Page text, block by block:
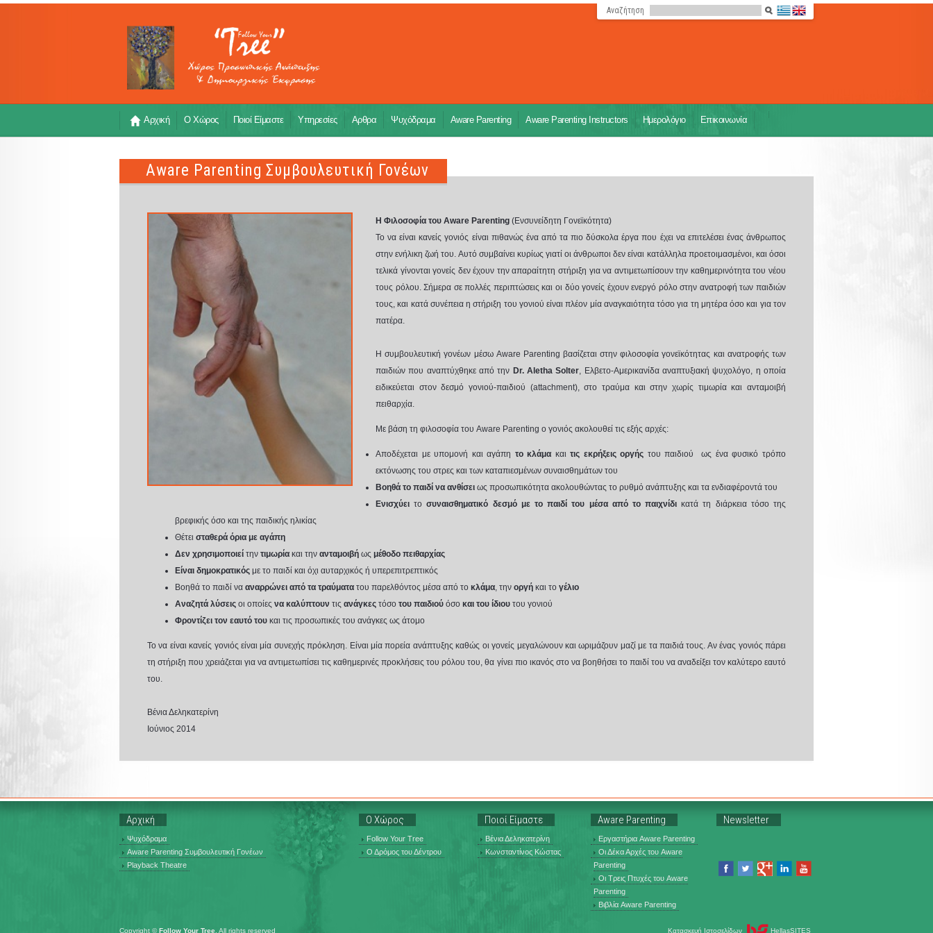
Αναζήτηση
Αρχική Ο Χώρος Ποιοί Είμαστε Υπηρεσίες Αρθρα Ψυχόδραμα Aware Parenting Aware Parenting Instructors Ημερολόγιο Επικοινωνία
Aware Parenting Συμβουλευτική Γονέων
Η Φιλοσοφία του Aware Parenting (Ενσυνείδητη Γονεϊκότητα)
Το να είναι κανείς γονιός είναι πιθανώς ένα από τα πιο δύσκολα έργα που έχει να επιτελέσει ένας άνθρωπος
στην ενήλικη ζωή του. Αυτό συμβαίνει κυρίως γιατί οι άνθρωποι δεν είναι κατάλληλα προετοιμασμένοι, και όσοι
τελικά γίνονται γονείς δεν έχουν την απαραίτητη στήριξη για να αντιμετωπίσουν την καθημερινότητα του νέου
τους ρόλου. Σήμερα σε πολλές περιπτώσεις και οι δύο γονείς έχουν ενεργό ρόλο στην ανατροφή των παιδιών
τους, και κατά συνέπεια η στήριξη του γονιού είναι πλέον μία αναγκαιότητα τόσο για τη μητέρα όσο και για τον
πατέρα.
Η συμβουλευτική γονέων μέσω Aware Parenting βασίζεται στην φιλοσοφία γονεϊκότητας και ανατροφής των
παιδιών που αναπτύχθηκε από την Dr. Aletha Solter, Ελβετο-Αμερικανίδα αναπτυξιακή ψυχολόγο, η οποία
ειδικεύεται στον δεσμό γονιού-παιδιού (attachment), στο τραύμα και στην χωρίς τιμωρία και ανταμοιβή
πειθαρχία.
Με βάση τη φιλοσοφία του Aware Parenting ο γονιός ακολουθεί τις εξής αρχές:
Αποδέχεται με υπομονή και αγάπη το κλάμα καιτις εκρήξεις οργής του παιδιού ως ένα φυσικό τρόπο
εκτόνωσης του στρες και των καταπιεσμένων συναισθημάτων του
Βοηθά το παιδί να ανθίσει ως προσωπικότητα ακολουθώντας το ρυθμό ανάπτυξης και τα ενδιαφέροντά του
Ενισχύειτοσυναισθηματικό δεσμό με το παιδί του μέσα από το παιχνίδικατά τη διάρκεια τόσο της
βρεφικής όσο και της παιδικής ηλικίας
Θέτει σταθερά όρια με αγάπη
Δεν χρησιμοποιεί την τιμωρία και την ανταμοιβή ως μέθοδο πειθαρχίας
Είναι δημοκρατικός με το παιδί και όχι αυταρχικός ή υπερεπιτρεπτικός
Βοηθά το παιδί να αναρρώνει από τα τραύματα του παρελθόντος μέσα από το κλάμα, την οργή και το γέλιo
Αναζητά λύσεις οι οποίες να καλύπτουν τις ανάγκες τόσο του παιδιού όσο και του ίδιου του γονιού
Φροντίζει τον εαυτό του και τις προσωπικές του ανάγκες ως άτομο
Το να είναι κανείς γονιός είναι μία συνεχής πρόκληση. Είναι μία πορεία ανάπτυξης καθώς οι γονείς μεγαλώνουν και ωριμάζουν μαζί με τα παιδιά τους. Αν ένας γονιός πάρει
τη στήριξη που χρειάζεται για να αντιμετωπίσει τις καθημερινές προκλήσεις του ρόλου του, θα γίνει πιο ικανός στο να βοηθήσει το παιδί του να αναδείξει τον καλύτερο εαυτό
του.
Βένια Δεληκατερίνη
Ιούνιος 2014
Αρχική
Ψυχόδραμα
Aware Parenting Συμβουλευτική Γονέων
Playback Theatre
Ο Χώρος
Follow Your Tree
Ο Δρόμος του Δέντρου
Ποιοί Είμαστε
Βένια Δεληκατερίνη
Κωνσταντίνος Κώστας
Aware Parenting
Εργαστήρια Aware Parenting
Οι Δέκα Αρχές του Aware
Parenting
Οι Τρεις Πτυχές του Aware
Parenting
Βιβλία Aware Parenting
Newsletter
Copyright © Follow Your Tree. All rights reserved Κατασκευή Ιστοσελίδων HellasSITES